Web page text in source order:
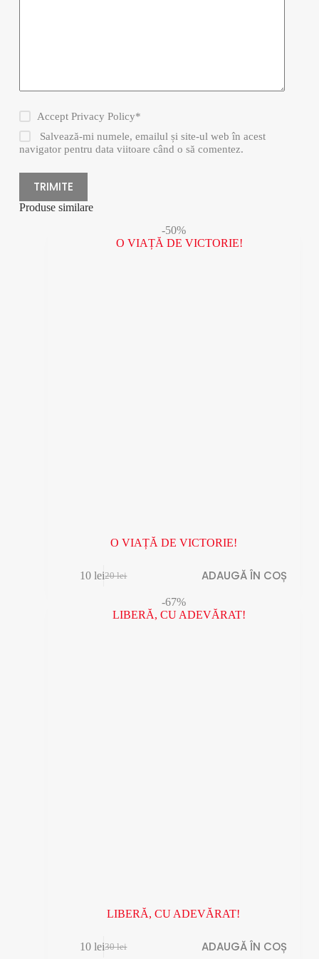
AcceptPrivacy Policy*
Salvează-mi numele, emailul și site-ul web în acest
navigator pentru data viitoare când o să comentez.
TRIMITE
Produse similare
-50%
O VIAȚĂ DE VICTORIE!
20lei
Prețul
fost:
10leiPrețul
10 lei.
ADAUGĂ ÎN COȘ
-67%
LIBERĂ, CU ADEVĂRAT!
30lei
Prețul
10leiPrețul
ADAUGĂ ÎN COȘ